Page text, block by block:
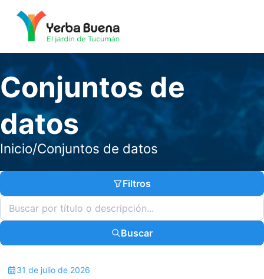
Conjuntos de
datos
Inicio/Conjuntos de datos
Filtros
Buscar
31 de julio de 2026